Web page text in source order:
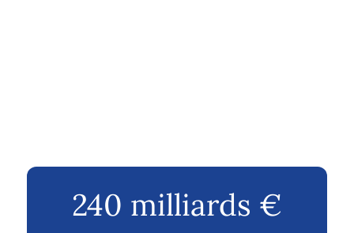
240 milliards €